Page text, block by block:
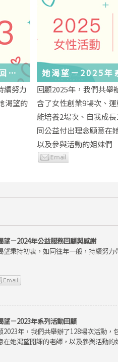
顧
續努力
渴望的
她渴望－2025年
回顧2025年，我們共舉
含了女性創業9場次、
能培養2場次、自我成
同公益付出理念願意在
以及參與活動的姐妹們
望－2024年公益服務回顧與感謝
望秉持初衷，如同往年一般，持續努
望－2023年系列活動回顧
2023年，我們共舉辦了128場次活動
在她渴望開課的老師，以及參與活動的